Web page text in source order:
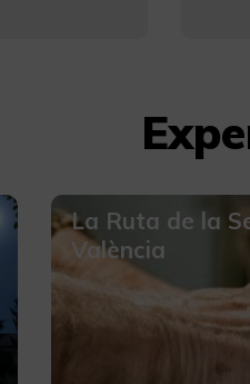
La Ruta de la
València